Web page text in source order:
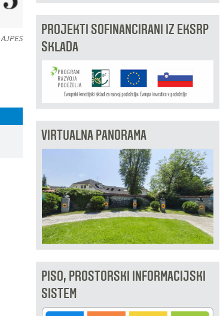
AJPES
PROJEKTI SOFINANCIRANI IZ EKSRP
SKLADA
VIRTUALNA PANORAMA
PISO, PROSTORSKI INFORMACIJSKI
SISTEM